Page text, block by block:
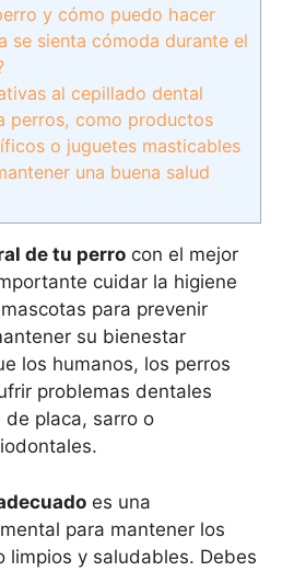
y cómo puedo hacer
se sienta cómoda durante el
al cepillado dental
perros, como productos
o juguetes masticables
una buena salud
de tu perro con el mejor
cuidar la higiene
para prevenir
su bienestar
los humanos, los perros
problemas dentales
de placa, sarro o
es una
para mantener los
limpios y saludables. Debes